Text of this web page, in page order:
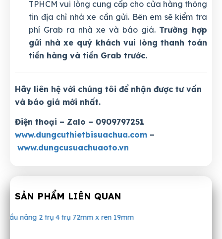
TPHCM vui lòng cung cấp cho cửa hàng thông
tin địa chỉ nhà xe cần gửi. Bên em sẽ kiểm tra
phí Grab ra nhà xe và báo giá. Trường hợp
gửi nhà xe quý khách vui lòng thanh toán
tiền hàng và tiền Grab trước.
Hãy liên hệ với chúng tôi để nhận được tư vấn
và báo giá mới nhất.
Điện thoại – Zalo – 0909797251
www.dungcuthietbisuachua.com –
www.dungcusuachuaoto.vn
SẢN PHẨM LIÊN QUAN